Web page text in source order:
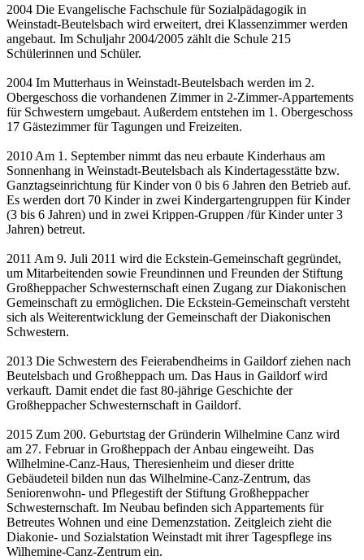
2004 Die Evangelische Fachschule für Sozialpädagogik in
Weinstadt-Beutelsbach wird erweitert, drei Klassenzimmer werden
angebaut. Im Schuljahr 2004/2005 zählt die Schule 215
Schülerinnen und Schüler.
2004 Im Mutterhaus in Weinstadt-Beutelsbach werden im 2.
Obergeschoss die vorhandenen Zimmer in 2-Zimmer-Appartements
für Schwestern umgebaut. Außerdem entstehen im 1. Obergeschoss
17 Gästezimmer für Tagungen und Freizeiten.
2010 Am 1. September nimmt das neu erbaute Kinderhaus am
Sonnenhang in Weinstadt-Beutelsbach als Kindertagesstätte bzw.
Ganztagseinrichtung für Kinder von 0 bis 6 Jahren den Betrieb auf.
Es werden dort 70 Kinder in zwei Kindergartengruppen für Kinder
(3 bis 6 Jahren) und in zwei Krippen-Gruppen /für Kinder unter 3
Jahren) betreut.
2011 Am 9. Juli 2011 wird die Eckstein-Gemeinschaft gegründet,
um Mitarbeitenden sowie Freundinnen und Freunden der Stiftung
Großheppacher Schwesternschaft einen Zugang zur Diakonischen
Gemeinschaft zu ermöglichen. Die Eckstein-Gemeinschaft versteht
sich als Weiterentwicklung der Gemeinschaft der Diakonischen
Schwestern.
2013 Die Schwestern des Feierabendheims in Gaildorf ziehen nach
Beutelsbach und Großheppach um. Das Haus in Gaildorf wird
verkauft. Damit endet die fast 80-jährige Geschichte der
Großheppacher Schwesternschaft in Gaildorf.
2015 Zum 200. Geburtstag der Gründerin Wilhelmine Canz wird
am 27. Februar in Großheppach der Anbau eingeweiht. Das
Wilhelmine-Canz-Haus, Theresienheim und dieser dritte
Gebäudeteil bilden nun das Wilhelmine-Canz-Zentrum, das
Seniorenwohn- und Pflegestift der Stiftung Großheppacher
Schwesternschaft. Im Neubau befinden sich Appartements für
Betreutes Wohnen und eine Demenzstation. Zeitgleich zieht die
Diakonie- und Sozialstation Weinstadt mit ihrer Tagespflege ins
Wilhemine-Canz-Zentrum ein.